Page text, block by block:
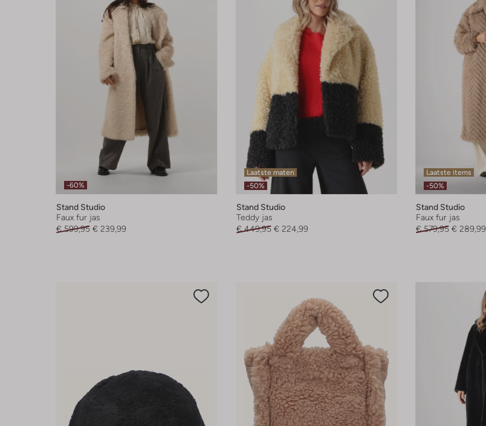
-60%
Stand Studio
Faux fur jas
€ 599,95 € 239,99
Laatste maten
-50%
Stand Studio
Teddy jas
€ 449,95 € 224,99
Laatste items
-50%
Stand Studio
Faux fur jas
€ 579,95 € 289,99